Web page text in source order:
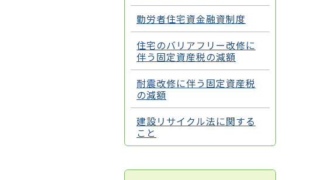
勤労者住宅資金融資制度
住宅のバリアフリー改修に
伴う固定資産税の減額
耐震改修に伴う固定資産税
の減額
建設リサイクル法に関する
こと